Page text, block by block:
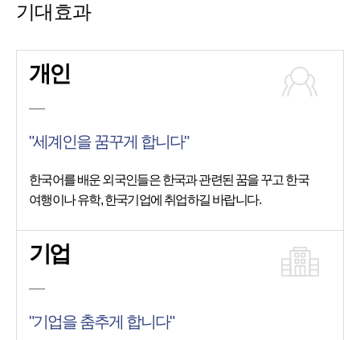
기대효과
개인
"세계인을 꿈꾸게 합니다"
한국어를 배운 외국인들은 한국과 관련된 꿈을 꾸고 한국
여행이나 유학, 한국기업에 취업하길 바랍니다.
기업
"기업을 춤추게 합니다"